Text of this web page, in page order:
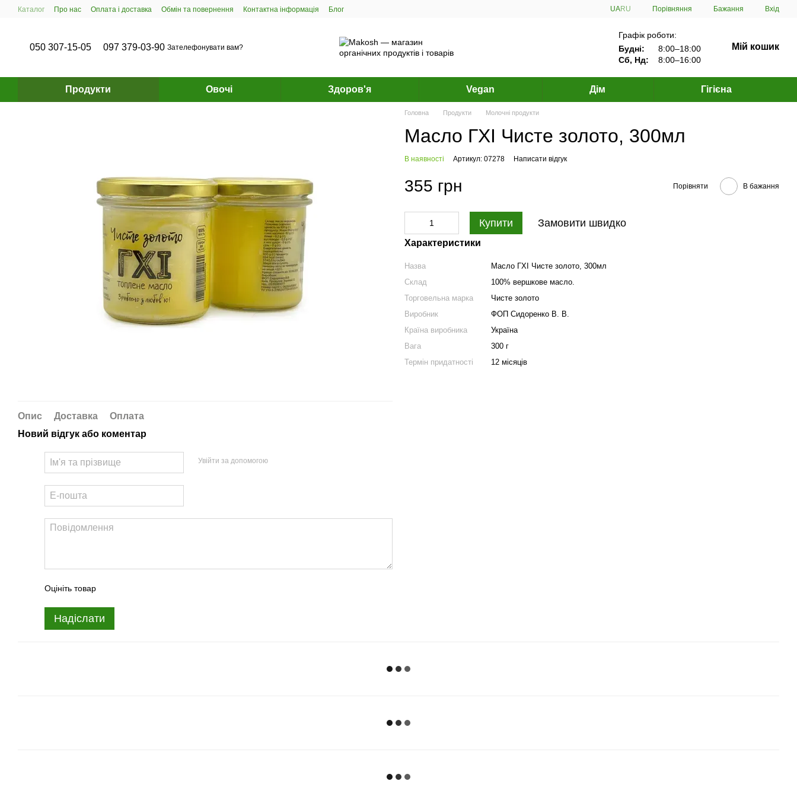
Перейти до основного контенту
Каталог Про нас Оплата і доставка Обмін та повернення Контактна інформація Блог UARU Порівняння Бажання Вхід
050 307-15-05 097 379-03-90 Зателефонувати вам?
Графік роботи:
Будні:
8:00–18:00
Сб, Нд:
8:00–16:00
Мій кошик
Продукти Овочі Здоров'я Vegan Дім Гігієна
Опис Доставка
Оплата
Новий відгук або коментар
Увійти за допомогою
Оцініть товар
Надіслати
Головна Продукти Молочні продукти
Масло ГХІ Чисте золото, 300мл
В наявності Артикул: 07278 Написати відгук
355 грн Порівняти В бажання
Купити Замовити швидко
Характеристики
Назва
Масло ГХІ Чисте золото, 300мл
Склад
100% вершкове масло.
Торговельна марка
Чисте золото
Виробник
ФОП Сидоренко В. В.
Країна виробника
Україна
Вага
300 г
Термін придатності
12 місяців